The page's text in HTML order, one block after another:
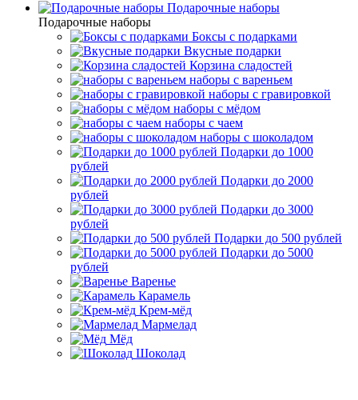
Подарочные наборы
Подарочные наборы
Боксы с подарками
Вкусные подарки
Корзина сладостей
наборы с вареньем
наборы с гравировкой
наборы с мёдом
наборы с чаем
наборы с шоколадом
Подарки до 1000
рублей
Подарки до 2000
рублей
Подарки до 3000
рублей
Подарки до 500 рублей
Подарки до 5000
рублей
Варенье
Карамель
Крем-мёд
Мармелад
Мёд
Шоколад